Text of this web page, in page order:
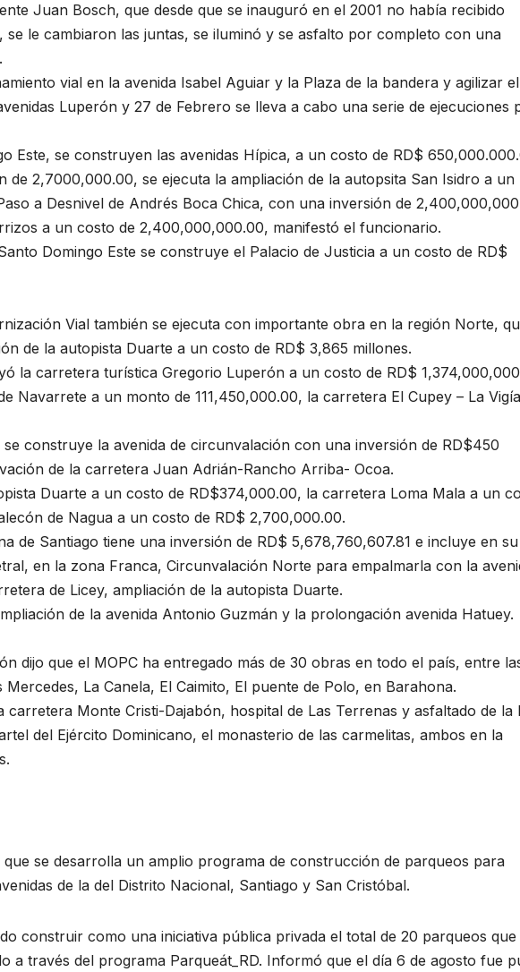
Juan Bosch, que desde que se inauguró en el 2001 no había recibido
se le cambiaron las juntas, se iluminó y se asfalto por completo con una
vial en la avenida Isabel Aguiar y la Plaza de la bandera y agilizar
Luperón y 27 de Febrero se lleva a cabo una serie de ejecuciones
Este, se construyen las avenidas Hípica, a un costo de RD$
de 2,7000,000.00, se ejecuta la ampliación de la autopsita San Isidro a un
a Desnivel de Andrés Boca Chica, con una inversión de
a un costo de 2,400,000,000.00, manifestó el funcionario.
Domingo Este se construye el Palacio de Justicia a un costo de RD$
Vial también se ejecuta con importante obra en la región Norte,
de la autopista Duarte a un costo de RD$ 3,865 millones.
la carretera turística Gregorio Luperón a un costo de RD$
Navarrete a un monto de 111,450,000.00, la carretera El Cupey – La
construye la avenida de circunvalación con una inversión de RD$450
de la carretera Juan Adrián-Rancho Arriba- Ocoa.
Duarte a un costo de RD$374,000.00, la carretera Loma Mala a un
de Nagua a un costo de RD$ 2,700,000.00.
de Santiago tiene una inversión de RD$ 5,678,760,607.81 e incluye en su
en la zona Franca, Circunvalación Norte para empalmarla con la
de Licey, ampliación de la autopista Duarte.
de la avenida Antonio Guzmán y la prolongación avenida Hatuey.
dijo que el MOPC ha entregado más de 30 obras en todo el país, entre
La Canela, El Caimito, El puente de Polo, en Barahona.
carretera Monte Cristi-Dajabón, hospital de Las Terrenas y asfaltado de la
del Ejército Dominicano, el monasterio de las carmelitas, ambos en la
se desarrolla un amplio programa de construcción de parqueos para
de la del Distrito Nacional, Santiago y San Cristóbal.
construir como una iniciativa pública privada el total de 20 parqueos que
a través del programa Parqueát_RD. Informó que el día 6 de agosto fue